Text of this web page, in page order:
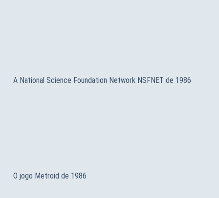
A National Science Foundation Network NSFNET de 1986
O jogo Metroid de 1986